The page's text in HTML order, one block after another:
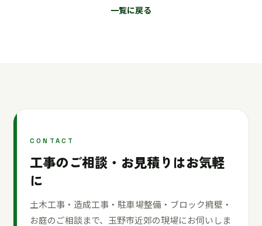
一覧に戻る
CONTACT
工事のご相談・お見積りはお気軽
に
土木工事・造成工事・駐車場整備・ブロック擁壁・
お庭のご相談まで、玉野市近郊の現場にお伺いしま